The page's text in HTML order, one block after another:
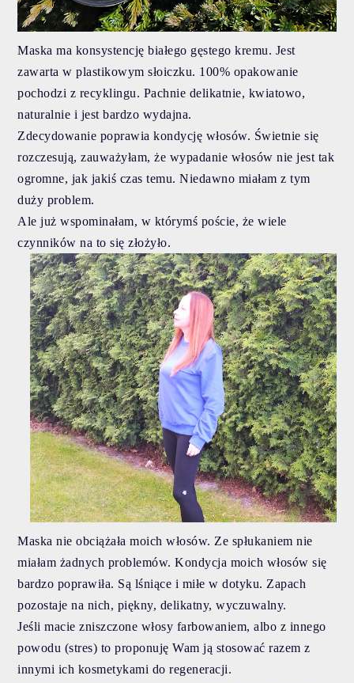
Maska ma konsystencję białego gęstego kremu. Jest
zawarta w plastikowym słoiczku. 100% opakowanie
pochodzi z recyklingu. Pachnie delikatnie, kwiatowo,
naturalnie i jest bardzo wydajna.
Zdecydowanie poprawia kondycję włosów. Świetnie się
rozczesują, zauważyłam, że wypadanie włosów nie jest tak
ogromne, jak jakiś czas temu. Niedawno miałam z tym
duży problem.
Ale już wspominałam, w którymś poście, że wiele
czynników na to się złożyło.
Maska nie obciążała moich włosów. Ze spłukaniem nie
miałam żadnych problemów. Kondycja moich włosów się
bardzo poprawiła. Są lśniące i miłe w dotyku. Zapach
pozostaje na nich, piękny, delikatny, wyczuwalny.
Jeśli macie zniszczone włosy farbowaniem, albo z innego
powodu (stres) to proponuję Wam ją stosować razem z
innymi ich kosmetykami do regeneracji.